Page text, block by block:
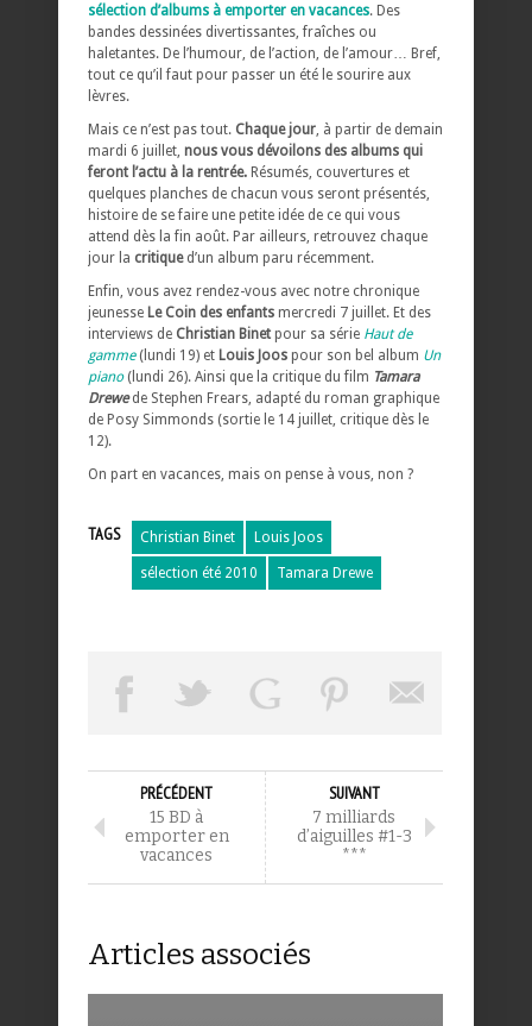
sélection d’albums à emporter en vacances. Des
bandes dessinées divertissantes, fraîches ou
haletantes. De l’humour, de l’action, de l’amour… Bref,
tout ce qu’il faut pour passer un été le sourire aux
lèvres.
Mais ce n’est pas tout. Chaque jour , à partir de demain
mardi 6 juillet, nous vous dévoilons des albums qui
feront l’actu à la rentrée. Résumés, couvertures et
quelques planches de chacun vous seront présentés,
histoire de se faire une petite idée de ce qui vous
attend dès la fin août. Par ailleurs, retrouvez chaque
jour la critiqued’un album paru récemment.
Enfin, vous avez rendez-vous avec notre chronique
jeunesse Le Coin des enfants mercredi 7 juillet. Et des
interviews de Christian Binet pour sa série Haut de
gamme(lundi 19) et Louis Joos pour son bel album Un
piano(lundi 26). Ainsi que la critique du film Tamara
Drewede Stephen Frears, adapté du roman graphique
de Posy Simmonds (sortie le 14 juillet, critique dès le
12).
On part en vacances, mais on pense à vous, non ?
TAGS Christian Binet Louis Joos
sélection été 2010 Tamara Drewe
PRÉCÉDENT
15 BD à
emporter en
vacances
SUIVANT
7 milliards
d’aiguilles #1-3
***
Articles associés